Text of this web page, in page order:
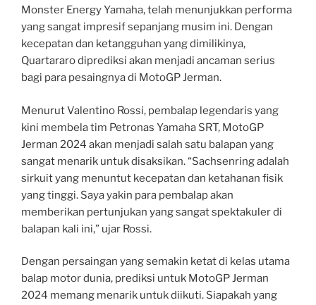
Monster Energy Yamaha, telah menunjukkan performa
yang sangat impresif sepanjang musim ini. Dengan
kecepatan dan ketangguhan yang dimilikinya,
Quartararo diprediksi akan menjadi ancaman serius
bagi para pesaingnya di MotoGP Jerman.
Menurut Valentino Rossi, pembalap legendaris yang
kini membela tim Petronas Yamaha SRT, MotoGP
Jerman 2024 akan menjadi salah satu balapan yang
sangat menarik untuk disaksikan. “Sachsenring adalah
sirkuit yang menuntut kecepatan dan ketahanan fisik
yang tinggi. Saya yakin para pembalap akan
memberikan pertunjukan yang sangat spektakuler di
balapan kali ini,” ujar Rossi.
Dengan persaingan yang semakin ketat di kelas utama
balap motor dunia, prediksi untuk MotoGP Jerman
2024 memang menarik untuk diikuti. Siapakah yang